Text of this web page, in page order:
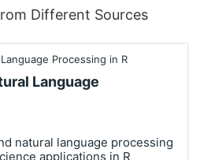
Different Sources
Language
natural language processing
applications in R